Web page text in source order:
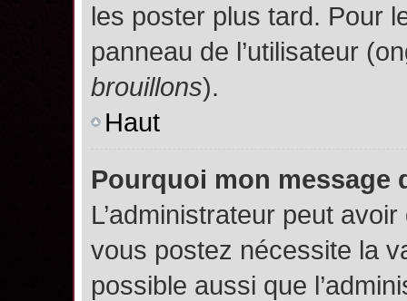
les poster plus tard. Pour
panneau de l’utilisateur
brouillons).
Haut
Pourquoi mon message
L’administrateur peut
vous postez nécessite la
possible aussi que